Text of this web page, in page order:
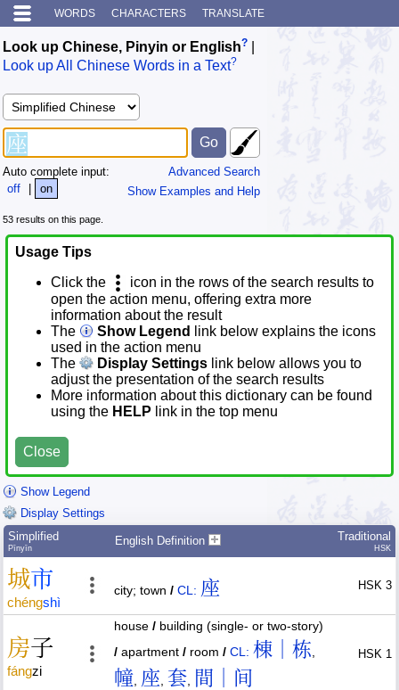
WORDS CHARACTERS TRANSLATE
Look up Chinese, Pinyin or English?
Look up All Chinese Words in a Text?
Advanced Search
Show Examples and Help
Auto complete input:
off
| on
53 results on this page.
Usage Tips
Click the
icon in the rows of the search results to
open the action menu, offering extra more
information about the result
The
Show Legend
link below explains the icons
used in the action menu
The
Display Settings link below allows you to
adjust the presentation of the search results
More information about this dictionary can be found
using the HELP link in the top menu
Close
Show Legend
Display Settings
Simplified
Pīnyīn
English Definition Traditional
HSK
城市
chéngshì
city; town / CL: 座 HSK 3
房子
fángzi
house / building (single- or two-story)
/ apartment / room / CL: 棟｜栋
幢 座 套 間｜间
HSK 1